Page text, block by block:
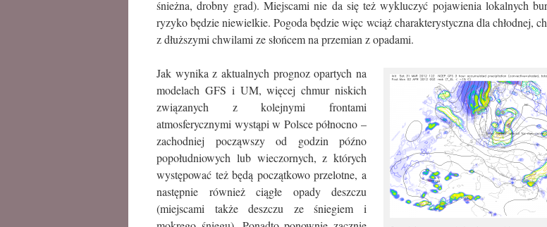
śnieżna, drobny grad). Miejscami nie da się też wykluczyć pojawienia lokalnych
ryzyko będzie niewielkie. Pogoda będzie więc wciąż charakterystyczna dla chłodnej,
z dłuższymi chwilami ze słońcem na przemian z opadami.
Jak wynika z aktualnych prognoz opartych na
modelach GFS i UM, więcej chmur niskich
związanych z kolejnymi frontami
atmosferycznymi wystąpi w Polsce północno –
zachodniej począwszy od godzin późno
popołudniowych lub wieczornych, z których
występować też będą początkowo przelotne, a
następnie również ciągłe opady deszczu
(miejscami także deszczu ze śniegiem i